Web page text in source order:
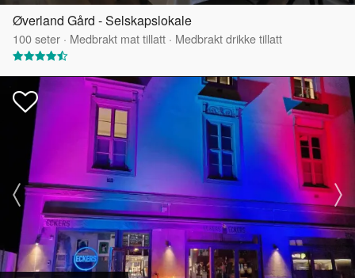
Øverland Gård - Selskapslokale
100seter · Medbrakt mat tillatt · Medbrakt drikke tillatt